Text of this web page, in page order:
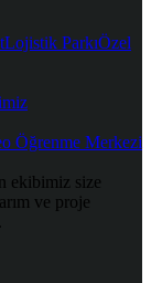
Lojistik ParkıÖzel
Öğrenme Merkezi
ekibimiz size
ve proje